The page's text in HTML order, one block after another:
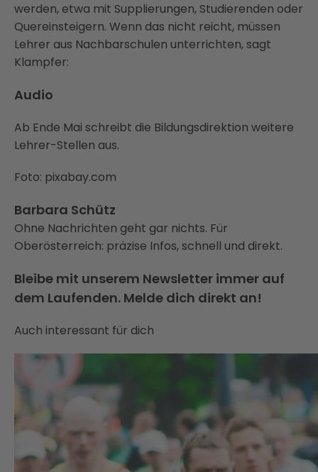
werden, etwa mit Supplierungen, Studierenden oder
Quereinsteigern. Wenn das nicht reicht, müssen
Lehrer aus Nachbarschulen unterrichten, sagt
Klampfer:
Audio
Ab Ende Mai schreibt die Bildungsdirektion weitere
Lehrer-Stellen aus.
Foto: pixabay.com
Barbara Schütz
Ohne Nachrichten geht gar nichts. Für
Oberösterreich: präzise Infos, schnell und direkt.
Bleibe mit unserem Newsletter immer auf
dem Laufenden. Melde dich direkt an!
Auch interessant für dich